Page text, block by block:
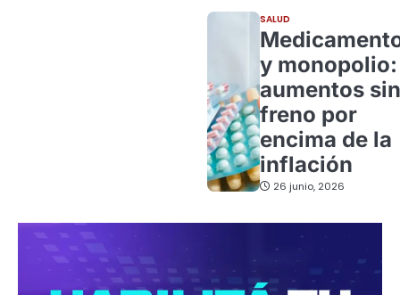
SALUD
y monopolio:
aumentos sin
freno por
encima de la
inflación
26 junio, 2026